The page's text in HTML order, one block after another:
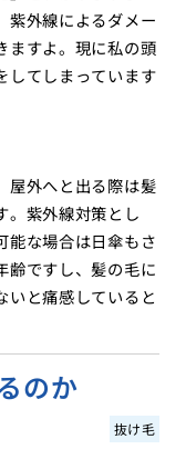
紫外線によるダメー
ますよ。現に私の頭
してしまっています
屋外へと出る際は髪
。紫外線対策とし
能な場合は日傘もさ
齢ですし、髪の毛に
いと痛感していると
のか
抜け毛